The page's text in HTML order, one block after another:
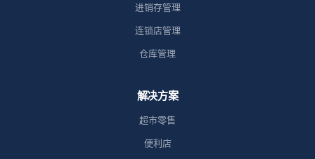
进销存管理
连锁店管理
仓库管理
解决方案
超市零售
便利店